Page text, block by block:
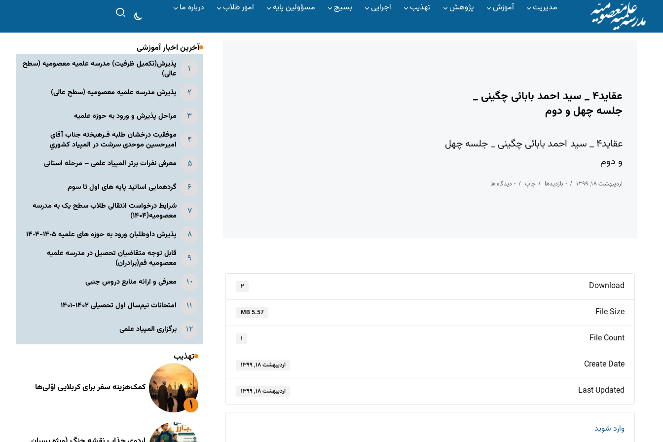
مدیریت آموزش پژوهش تهذیب اجرایی بسیج مسؤولین پایه امور طلاب درباره ما
عقاید۴ _ سید احمد بابائی چگینی _
جلسه چهل و دوم
عقاید۴ _ سید احمد بابائی چگینی _ جلسه چهل
و دوم
اردیبهشت ۱۸, ۱۳۹۹ ۰ بازدیدها چاپ ۰ دیدگاه ها
Download ۲
File Size
5.57 MB
File Count ۱
Create Date اردیبهشت ۱۸, ۱۳۹۹
Last Updated اردیبهشت ۱۸, ۱۳۹۹
وارد شوید
آخرین اخبار آموزشی
پذیرش(تکمیل ظرفیت) مدرسه علمیه معصومیه‌ (سطح
عالی)
پذیرش مدرسه علمیه معصومیه‌ (سطح عالی)
مراحل پذیرش و ورود به حوزه علمیه
موفقیت درخشان طلبه فـرهیخته جناب آقای
امیرحسین موحدی سرشت در المپياد كشوري
معرفی نفرات برتر المپیاد علمی – مرحله استانی
گردهمایی اساتید پایه های اول تا سوم
شرایط درخواست انتقالی طلاب سطح یک به مدرسه
معصومیه(۱۴۰۴)
پذیرش داوطلبان ورود به حوزه های علمیه ١۴٠۵-١۴٠۴
قابل توجه متقاضیان تحصیل در مدرسه علمیه
معصومیه قم(برادران)
معرفی و ارائه منابع دروس جنبی
امتحانات نیم‌سال اول تحصیلی ۱۴۰۲-۱۴۰۱
برگزاری المپیاد علمی
تهذیب
کمک‌هزینه سفر برای کربلایی اوّلی‌ها